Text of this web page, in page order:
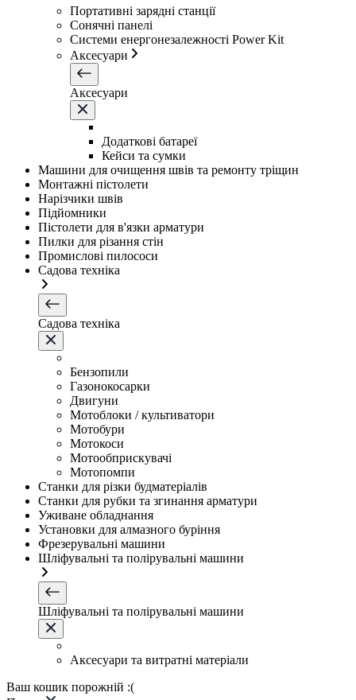
Портативні зарядні станції
Сонячні панелі
Системи енергонезалежності Power Kit
Аксесуари
Аксесуари
Додаткові батареї
Кейси та сумки
Машини для очищення швів та ремонту тріщин
Монтажні пістолети
Нарізчики швів
Підйомники
Пістолети для в'язки арматури
Пилки для різання стін
Промислові пилососи
Садова техніка
Садова техніка
Бензопили
Газонокосарки
Двигуни
Мотоблоки / культиватори
Мотобури
Мотокоси
Мотообприскувачі
Мотопомпи
Станки для різки будматеріалів
Станки для рубки та згинання арматури
Уживане обладнання
Установки для алмазного буріння
Фрезерувальні машини
Шліфувальні та полірувальні машини
Шліфувальні та полірувальні машини
Аксесуари та витратні матеріали
Ваш кошик порожній :(